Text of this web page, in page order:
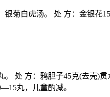
菊白虎汤。 处 方：金银花
处 方：鸦胆子45克(去壳)
丸，儿童酌减。